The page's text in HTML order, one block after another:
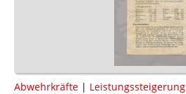
Abwehrkräfte | Leistungssteigerung